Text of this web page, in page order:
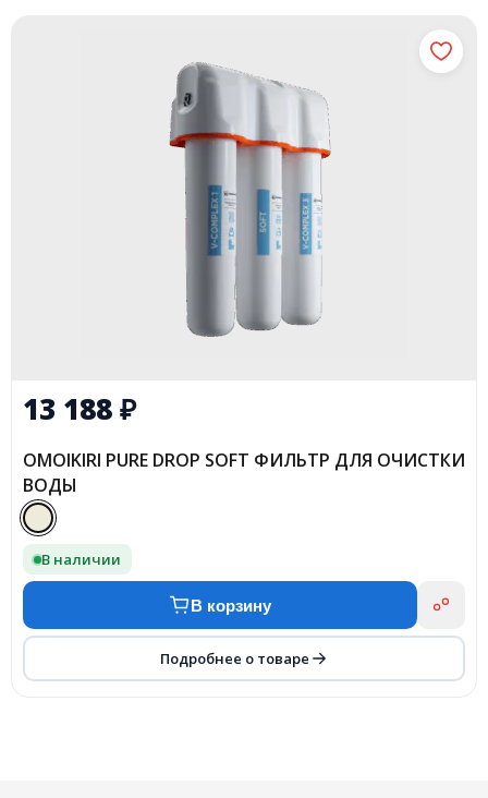
13 188₽
OMOIKIRI PURE DROP SOFT ФИЛЬТР ДЛЯ ОЧИСТКИ
ВОДЫ
В наличии
В корзину
Подробнее о товаре